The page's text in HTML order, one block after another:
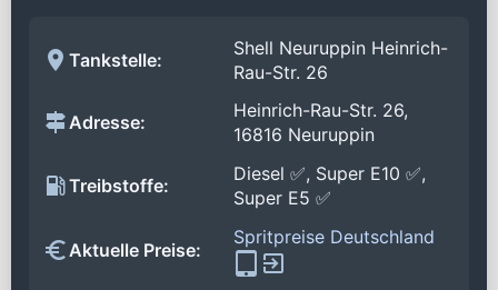
Tankstelle:
Shell Neuruppin Heinrich-
Rau-Str. 26
Adresse:
Heinrich-Rau-Str. 26,
16816 Neuruppin
Treibstoffe:
Diesel ✅, Super E10 ✅,
Super E5 ✅
Aktuelle Preise:
Spritpreise Deutschland